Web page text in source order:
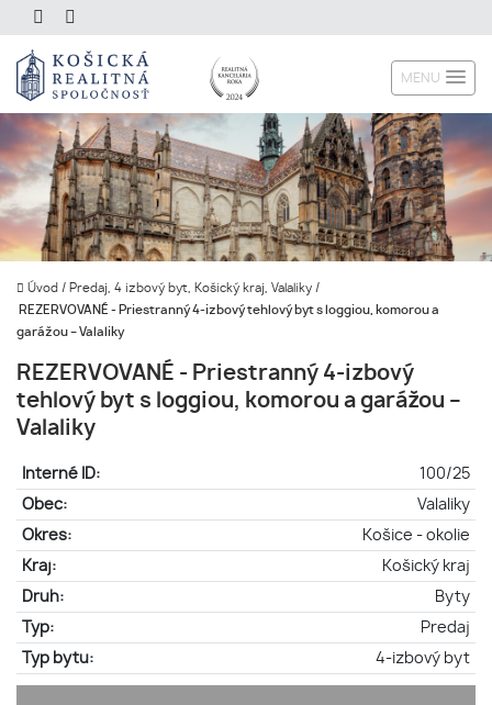
MENU
Úvod / Predaj, 4 izbový byt, Košický kraj, Valaliky /
REZERVOVANÉ - Priestranný 4-izbový tehlový byt s loggiou, komorou a
garážou – Valaliky
REZERVOVANÉ - Priestranný 4-izbový
tehlový byt s loggiou, komorou a garážou –
Valaliky
Interné ID:
100/25
Obec:
Valaliky
Okres:
Košice - okolie
Kraj:
Košický kraj
Druh:
Byty
Typ:
Predaj
Typ bytu:
4-izbový byt